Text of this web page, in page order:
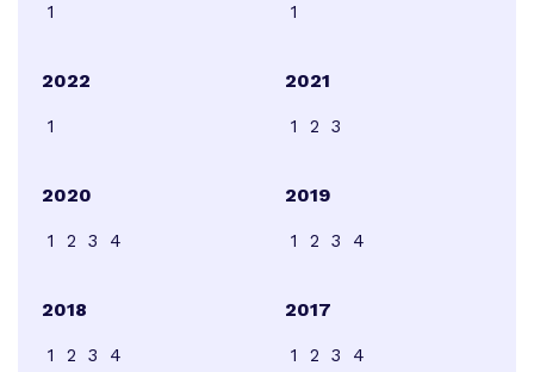
1 1
2022
1
2021
1 2 3
2020
1 2 3 4
2019
1 2 3 4
2018
1 2 3 4
2017
1 2 3 4